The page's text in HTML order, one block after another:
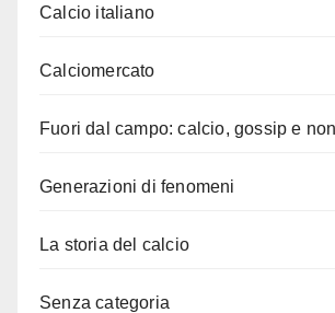
Calcio italiano
Calciomercato
Fuori dal campo: calcio, gossip e
Generazioni di fenomeni
La storia del calcio
Senza categoria